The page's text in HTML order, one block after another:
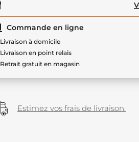
Commande en ligne
Livraison à domicile
Livraison en point relais
Retrait gratuit en magasin
Estimez vos frais de livraison.